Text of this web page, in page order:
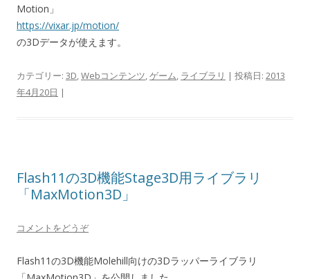
Motion」
https://vixar.jp/motion/
の3Dデータが使えます。
カテゴリー: 3D,Webコンテンツ,ゲーム, ライブラリ | 投稿日: 2013
年4月20日 |
Flash11の3D機能Stage3D用ライブラリ
「MaxMotion3D」
コメントをどうぞ
Flash11の3D機能Molehill向けの3Dラッパーライブラリ